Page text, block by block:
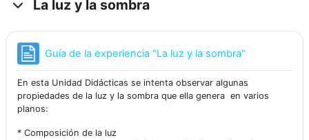
La luz y la sombra
Guía de la experiencia "La luz y la sombra"
En esta Unidad Didácticas se intenta observar algunas
propiedades de la luz y la sombra que ella genera en varios
planos:
* Composición de la luz